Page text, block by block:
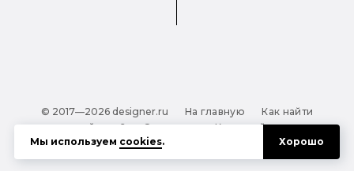
© 2017—2026 designer.ru На главную
Как найти
дизайнера?
О проекте
Карта сайта
Обработка персональных данных
Файлы cookie
Мы используем cookies. Хорошо